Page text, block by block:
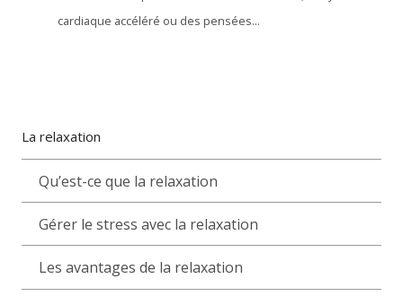
La relaxation
Qu’est-ce que la relaxation
Gérer le stress avec la relaxation
Les avantages de la relaxation
cardiaque accéléré ou des pensées...